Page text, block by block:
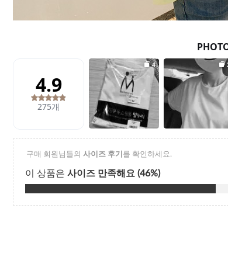
제휴/광고문의
구매금액별사은품
마이페이지
로그인
회원가입
마이페이지
장바구니
개인결제